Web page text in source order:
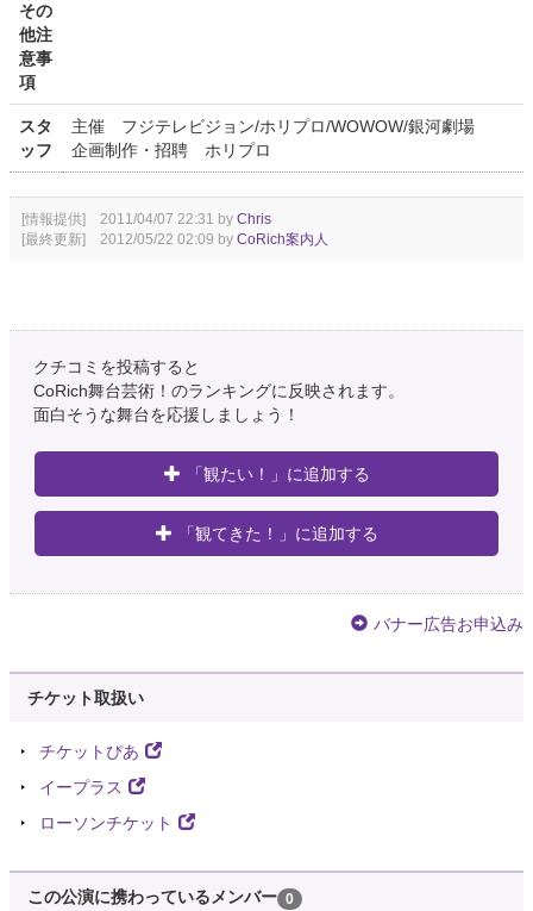
その
他注
意事
項
スタ
ッフ
主催 フジテレビジョン/ホリプロ/WOWOW/銀河劇場
企画制作・招聘 ホリプロ
[情報提供] 2011/04/07 22:31 by Chris
[最終更新] 2012/05/22 02:09 by CoRich案内人
クチコミを投稿すると
CoRich舞台芸術！のランキングに反映されます。
面白そうな舞台を応援しましょう！
「観たい！」に追加する
「観てきた！」に追加する
バナー広告お申込み
チケット取扱い
チケットぴあ
イープラス
ローソンチケット
この公演に携わっているメンバー 0